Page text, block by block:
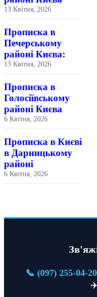
13 Квітня, 2026
Прописка в
Печерському
районі Києва:
13 Квітня, 2026
Прописка в
Голосіївському
районі Києва
6 Квітня, 2026
Прописка в Києві
в Дарницькому
районі
6 Квітня, 2026
📞 (097) 255-04-20